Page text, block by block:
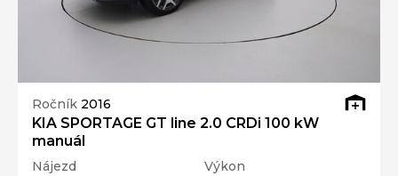
Ročník 2016
KIA SPORTAGE GT line 2.0 CRDi 100 kW
manuál
Nájezd
Výkon